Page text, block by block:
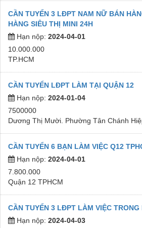
CẦN TUYỂN 3 LĐPT NAM NỮ BÁN
HÀNG SIÊU THỊ MINI 24H
Hạn nộp: 2024-04-01
10.000.000
TP.HCM
CẦN TUYỂN LĐPT LÀM TẠI QUẬN 12
Hạn nộp: 2024-01-04
7500000
Dương Thị Mười. Phường Tân Chánh
CẦN TUYỂN 6 BẠN LÀM VIỆC Q12
Hạn nộp: 2024-04-01
7.800.000
Quận 12 TPHCM
CẦN TUYỂN 3 LĐPT LÀM VIỆC TRONG
Hạn nộp: 2024-04-03